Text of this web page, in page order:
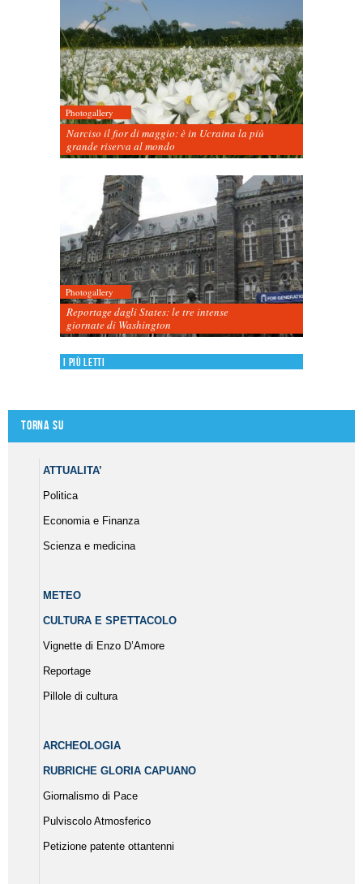
Photogallery
Narciso il fior di maggio: è in Ucraina la più
grande riserva al mondo
Photogallery
Reportage dagli States: le tre intense
giornate di Washington
I più letti
Torna su
ATTUALITA’
Politica
Economia e Finanza
Scienza e medicina
METEO
CULTURA E SPETTACOLO
Vignette di Enzo D’Amore
Reportage
Pillole di cultura
ARCHEOLOGIA
RUBRICHE GLORIA CAPUANO
Giornalismo di Pace
Pulviscolo Atmosferico
Petizione patente ottantenni